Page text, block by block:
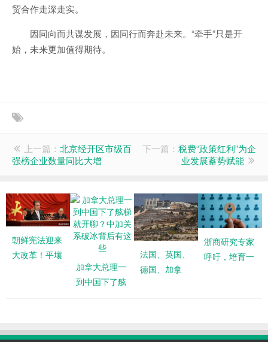
贸合作走深走实。
因同向而共谋发展，因同行而奔赴未来。“牵手”只是开
始，未来更加值得期待。
上一篇： 北京经开区市级百
强榜企业数量同比大增
下一篇： 税费“政策红利”为企
业发展蓄势赋能
朝鲜宪法迎来
大改革！平壤
加拿大总理一
到中国下了舷
法国、英国、
德国、加拿
浙商研究专家
呼吁，培育一